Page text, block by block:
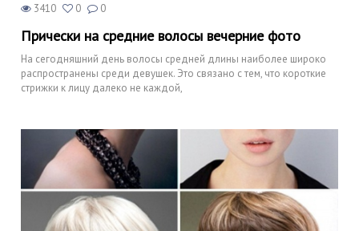
3410 0 0
Прически на средние волосы вечерние фото
На сегодняшний день волосы средней длины наиболее широко
распространены среди девушек. Это связано с тем, что короткие
стрижки к лицу далеко не каждой,